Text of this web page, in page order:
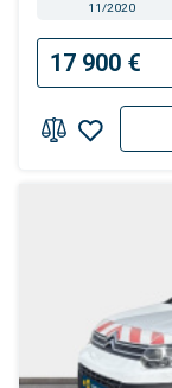
11/2020
17 900 €